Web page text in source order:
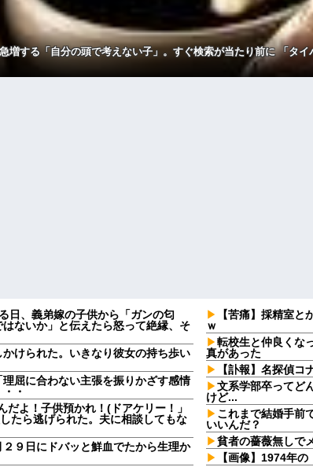
急増する「自分の頭で考えない子」。すぐ検索が当たり前に 「タイ
日、義弟嫁の子供から「ガンの匂
ないか」と伝えたら怒って絶縁、そ
けられた。いきなり彼女の持ち歩い
屈に合わない主張を振りかざす感情
・
よ！子供預かれ！(ドアケリー！」
ら逃げられた。夫に相談してもな
９日にドバッと鮮血でたから生理か
【苦痛】採精室
ｗ
転校生と仲良くな
真があった
【訃報】名探偵
文系学部卒ってど
けど...
これまで結婚手前
いいんだ？
貧者の薔薇無しで
【画像】1974年